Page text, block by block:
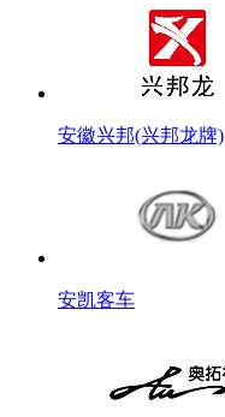
安徽兴邦(兴邦龙牌)
安凯客车